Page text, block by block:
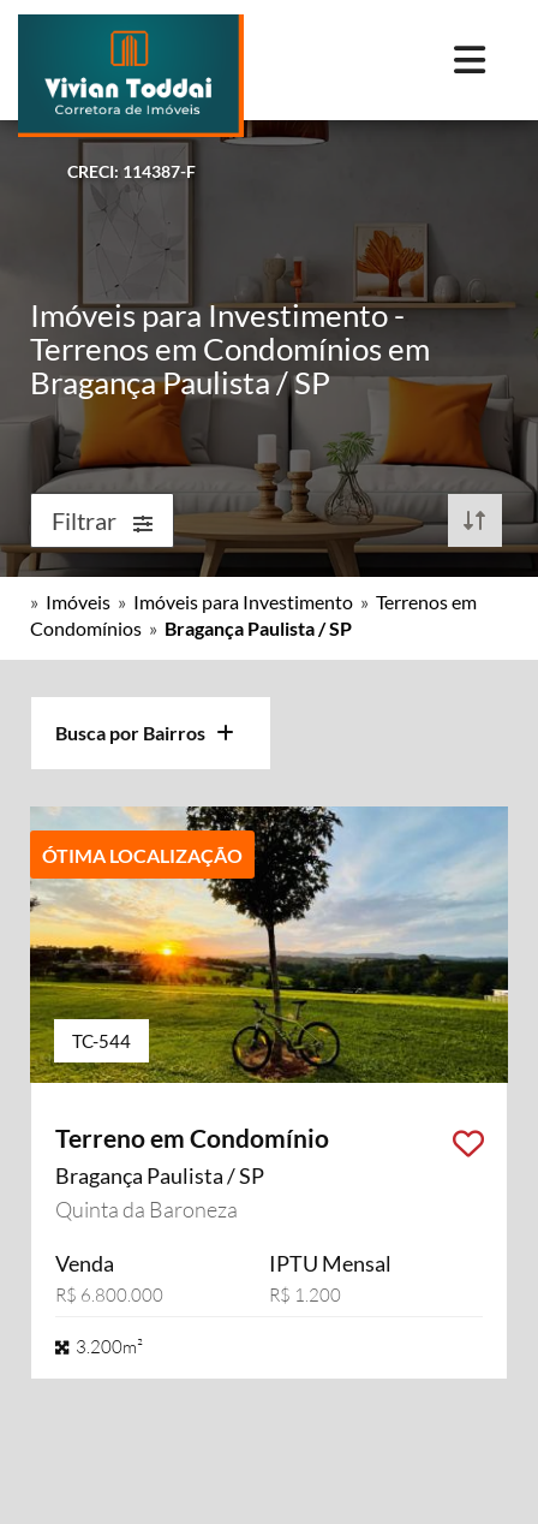
CRECI: 114387-F
Imóveis para Investimento -
Terrenos em Condomínios em
Bragança Paulista / SP
Filtrar
» Imóveis » Imóveis para Investimento » Terrenos em
Condomínios » Bragança Paulista / SP
Busca por Bairros
ÓTIMA LOCALIZAÇÃO
TC-544
Terreno em Condomínio
Bragança Paulista / SP
Quinta da Baroneza
Venda
R$ 6.800.000
IPTU Mensal
R$ 1.200
3.200m²